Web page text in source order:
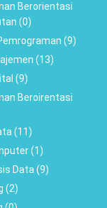
Berorientasi
(0)
(9)
(13)
(9)
Beroirentasi
(11)
(1)
Data (9)
(2)